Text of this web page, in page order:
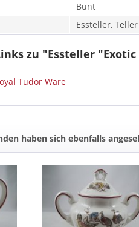
Bunt
Essteller, Teller
zu "Essteller
Tudor Ware
haben sich ebenfalls